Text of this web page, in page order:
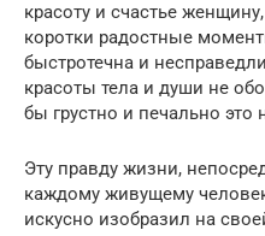
красоту и счастье
коротки радостные
быстротечна и
красоты тела и души не
бы грустно и печально
Эту правду жизни,
каждому живущему
искусно изобразил на